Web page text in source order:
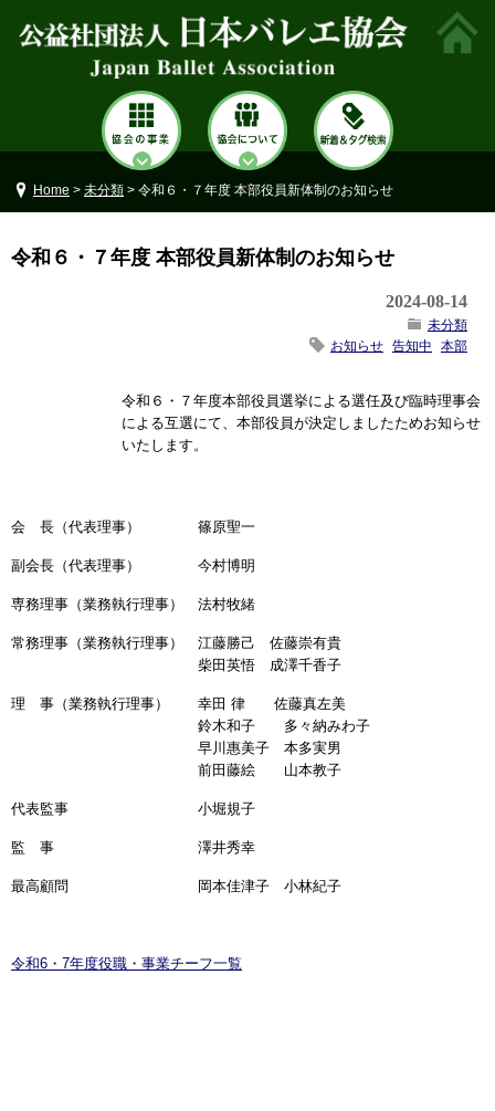
Home > 未分類 > 令和６・７年度 本部役員新体制のお知らせ
令和６・７年度 本部役員新体制のお知らせ
2024-08-14
未分類
お知らせ 告知中 本部
令和６・７年度本部役員選挙による選任及び臨時理事会
による互選にて、本部役員が決定しましたためお知らせ
いたします。
会 長（代表理事） 篠原聖一
副会長（代表理事） 今村博明
専務理事（業務執行理事） 法村牧緒
常務理事（業務執行理事） 江藤勝己 佐藤崇有貴
柴田英悟 成澤千香子
理 事（業務執行理事） 幸田 律 佐藤真左美
鈴木和子 多々納みわ子
早川惠美子 本多実男
前田藤絵 山本教子
代表監事 小堀規子
監 事 澤井秀幸
最高顧問 岡本佳津子 小林紀子
令和6・7年度役職・事業チーフ一覧